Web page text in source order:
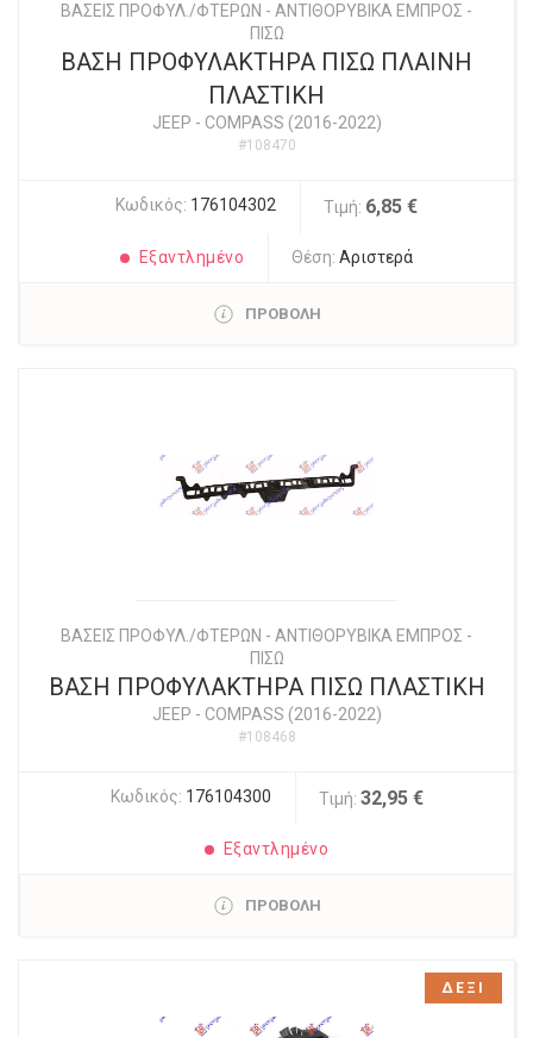
ΒΑΣΕΙΣ ΠΡΟΦΥΛ./ΦΤΕΡΩΝ - ΑΝΤΙΘΟΡΥΒΙΚΑ ΕΜΠΡΟΣ -
ΠΙΣΩ
ΒΑΣΗ ΠΡΟΦΥΛΑΚΤΗΡΑ ΠΙΣΩ ΠΛΑΙΝΗ
ΠΛΑΣΤΙΚΗ
JEEP - COMPASS (2016-2022)
#108470
Κωδικός: 176104302 Τιμή: 6,85 €
Εξαντλημένο Θέση:Αριστερά
ΠΡΟΒΟΛΗ
ΒΑΣΕΙΣ ΠΡΟΦΥΛ./ΦΤΕΡΩΝ - ΑΝΤΙΘΟΡΥΒΙΚΑ ΕΜΠΡΟΣ -
ΠΙΣΩ
ΒΑΣΗ ΠΡΟΦΥΛΑΚΤΗΡΑ ΠΙΣΩ ΠΛΑΣΤΙΚΗ
JEEP - COMPASS (2016-2022)
#108468
Κωδικός: 176104300 Τιμή: 32,95 €
Εξαντλημένο
ΠΡΟΒΟΛΗ
ΔΕΞΙ